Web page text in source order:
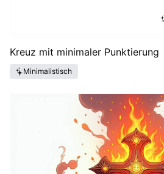
Kreuz mit minimaler Punktierung
Minimalistisch